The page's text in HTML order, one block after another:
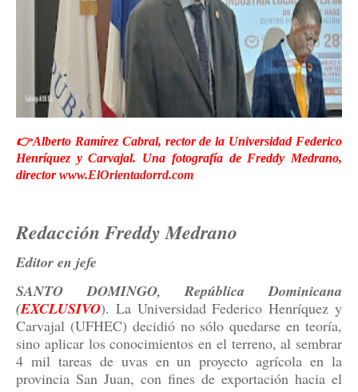
👉Alberto Ramírez Cabral, rector de la Universidad Federico
Henríquez y Carvajal. Una fotografía de Freddy Medrano,
directorwww.ElOrientadorrd.com
Redacción Freddy Medrano
Editor en jefe
SANTO DOMINGO, República Dominicana
(EXCLUSIVO). La Universidad Federico Henríquez y
Carvajal (UFHEC) decidió no sólo quedarse en teoría,
sino aplicar los conocimientos en el terreno, al sembrar
4 mil tareas de uvas en un proyecto agrícola en la
provincia San Juan, con fines de exportación hacia el